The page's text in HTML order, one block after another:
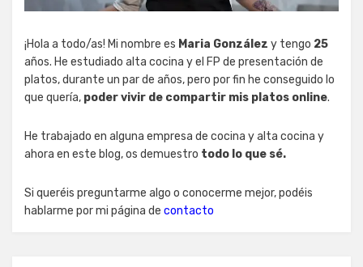
¡Hola a todo/as! Mi nombre es Maria González y tengo 25
años. He estudiado alta cocina y el FP de presentación de
platos, durante un par de años, pero por fin he conseguido lo
que quería, poder vivir de compartir mis platos online.
He trabajado en alguna empresa de cocina y alta cocina y
ahora en este blog, os demuestro todo lo que sé.
Si queréis preguntarme algo o conocerme mejor, podéis
hablarme por mi página de contacto